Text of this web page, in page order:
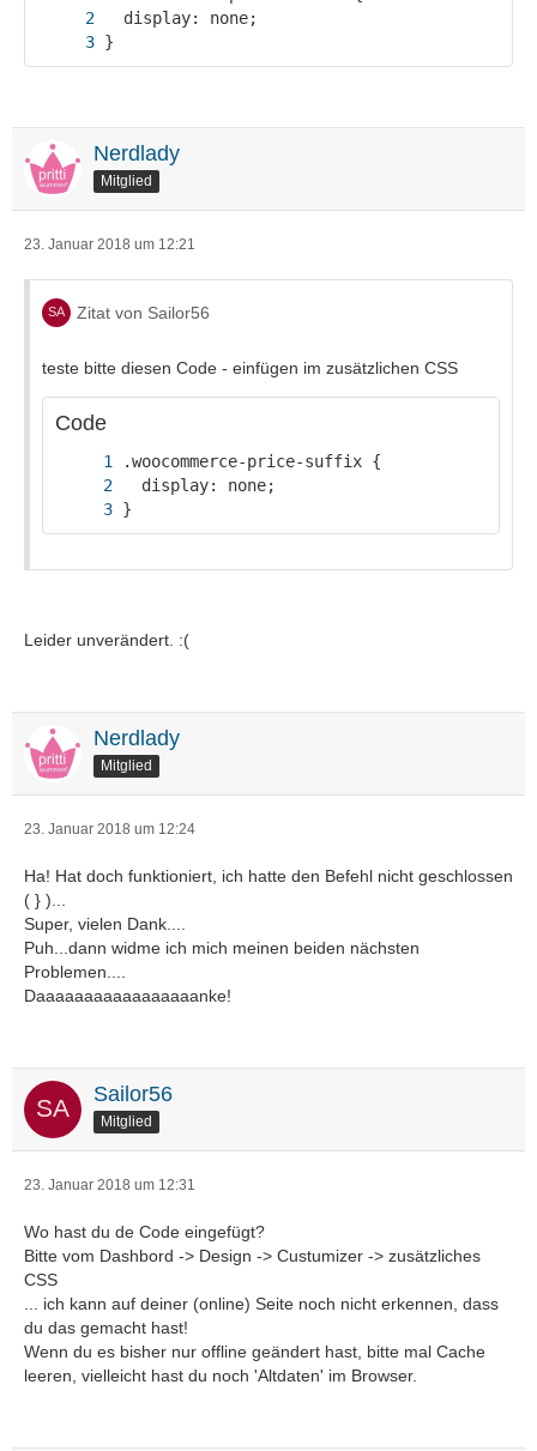
}
Nerdlady
Mitglied
23. Januar 2018 um 12:21
Zitat von Sailor56
teste bitte diesen Code - einfügen im zusätzlichen CSS
Code
}
Leider unverändert. :(
Nerdlady
Mitglied
23. Januar 2018 um 12:24
Ha! Hat doch funktioniert, ich hatte den Befehl nicht geschlossen
( } )...
Super, vielen Dank....
Puh...dann widme ich mich meinen beiden nächsten
Problemen....
Daaaaaaaaaaaaaaaaanke!
Sailor56
Mitglied
23. Januar 2018 um 12:31
Wo hast du de Code eingefügt?
Bitte vom Dashbord -> Design -> Custumizer -> zusätzliches
CSS
... ich kann auf deiner (online) Seite noch nicht erkennen, dass
du das gemacht hast!
Wenn du es bisher nur offline geändert hast, bitte mal Cache
leeren, vielleicht hast du noch 'Altdaten' im Browser.